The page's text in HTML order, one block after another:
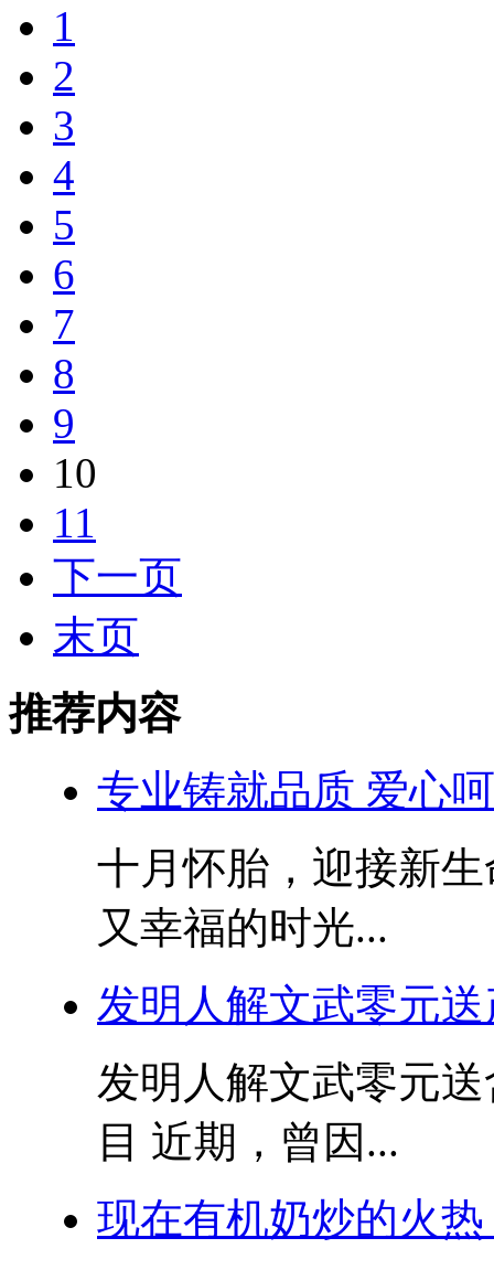
1
2
3
4
5
6
7
8
9
10
11
下一页
末页
推荐内容
专业铸就品质 爱心
十月怀胎，迎接新
又幸福的时光...
发明人解文武零元
发明人解文武零元
目 近期，曾因...
现在有机奶炒的火